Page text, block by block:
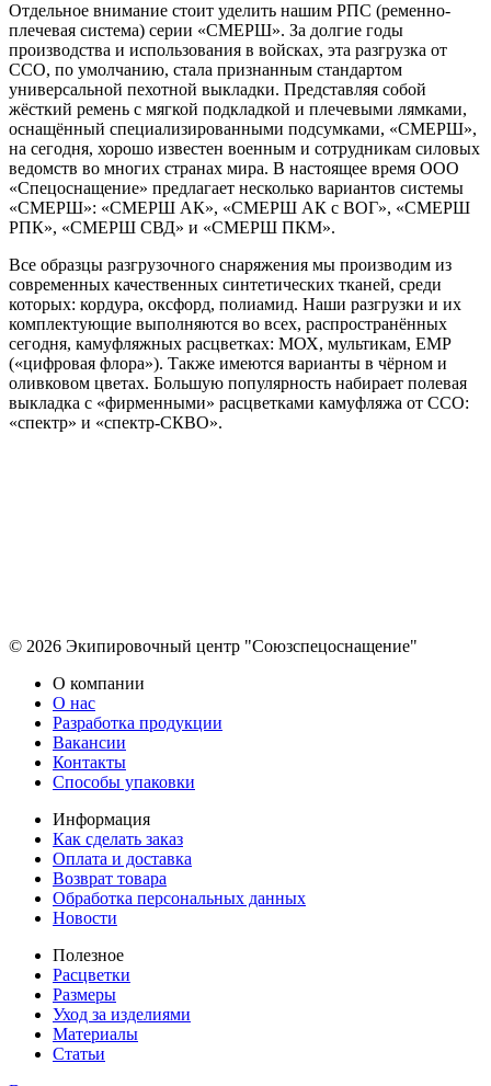
Отдельное внимание стоит уделить нашим РПС (ременно-
плечевая система) серии «СМЕРШ». За долгие годы
производства и использования в войсках, эта разгрузка от
ССО, по умолчанию, стала признанным стандартом
универсальной пехотной выкладки. Представляя собой
жёсткий ремень с мягкой подкладкой и плечевыми лямками,
оснащённый специализированными подсумками, «СМЕРШ»,
на сегодня, хорошо известен военным и сотрудникам силовых
ведомств во многих странах мира. В настоящее время ООО
«Спецоснащение» предлагает несколько вариантов системы
«СМЕРШ»: «СМЕРШ АК», «СМЕРШ АК с ВОГ», «СМЕРШ
РПК», «СМЕРШ СВД» и «СМЕРШ ПКМ».
Все образцы разгрузочного снаряжения мы производим из
современных качественных синтетических тканей, среди
которых: кордура, оксфорд, полиамид. Наши разгрузки и их
комплектующие выполняются во всех, распространённых
сегодня, камуфляжных расцветках: МОХ, мультикам, ЕМР
(«цифровая флора»). Также имеются варианты в чёрном и
оливковом цветах. Большую популярность набирает полевая
выкладка с «фирменными» расцветками камуфляжа от ССО:
«спектр» и «спектр-СКВО».
© 2026 Экипировочный центр "Союзспецоснащение"
О компании
О нас
Разработка продукции
Вакансии
Контакты
Способы упаковки
Информация
Как сделать заказ
Оплата и доставка
Возврат товара
Обработка персональных данных
Новости
Полезное
Расцветки
Размеры
Уход за изделиями
Материалы
Статьи